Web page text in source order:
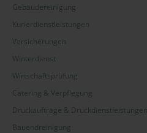
Gebäudereinigung
Kurierdienstleistungen
Versicherungen
Winterdienst
Wirtschaftsprüfung
Catering & Verpflegung
Druckaufträge & Druckdienstleistungen
Bauendreinigung